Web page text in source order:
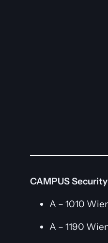
CAMPUS
A – 1010
A – 1190